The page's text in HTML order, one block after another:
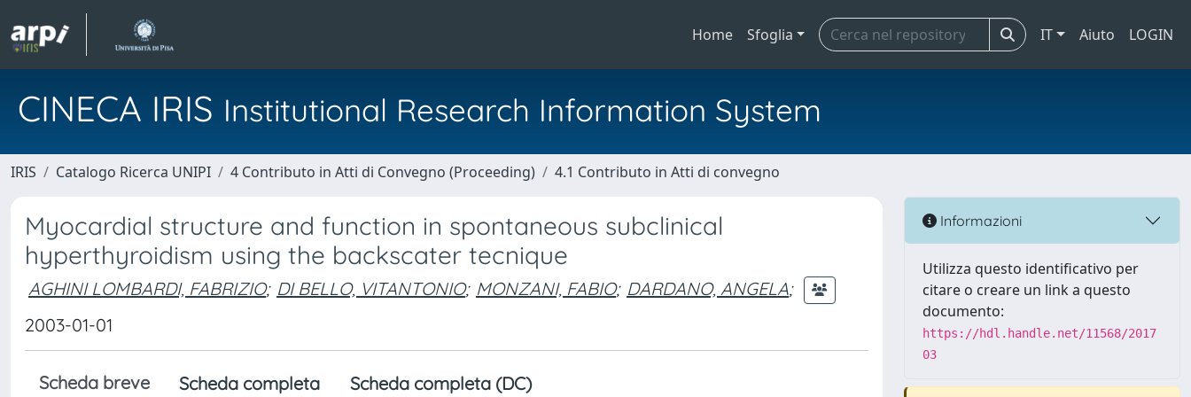
Home Sfoglia IT Aiuto LOGIN
CINECA IRIS Institutional Research Information System
IRIS Catalogo Ricerca UNIPI 4 Contributo in Atti di Convegno (Proceeding) 4.1 Contributo in Atti di convegno
Myocardial structure and function in spontaneous subclinical
hyperthyroidism using the backscater tecnique
AGHINI LOMBARDI, FABRIZIO; DI BELLO, VITANTONIO; MONZANI, FABIO; DARDANO, ANGELA;
2003-01-01
Scheda breve Scheda completa Scheda completa (DC)
Informazioni
Utilizza questo identificativo per
citare o creare un link a questo
documento:
https://hdl.handle.net/11568/2017
03